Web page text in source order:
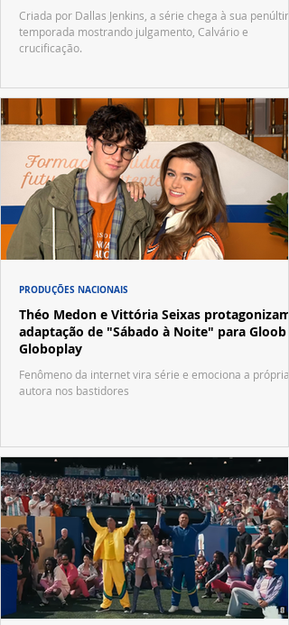
Criada por Dallas Jenkins, a série chega à sua
temporada mostrando julgamento, Calvário e
crucificação.
Théo Medon e Vittória Seixas protagonizam
adaptação de "Sábado à Noite" para Gloob e
Globoplay
Fenômeno da internet vira série e emociona a própria
autora nos bastidores
PRODUÇÕES NACIONAIS